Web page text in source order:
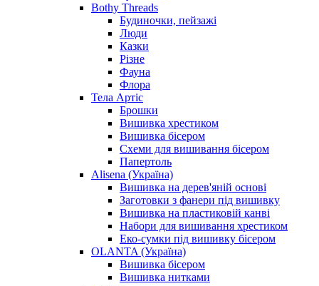
Bothy Threads
Будиночки, пейзажі
Люди
Казки
Різне
Фауна
Флора
Тела Артіс
Брошки
Вишивка хрестиком
Вишивка бісером
Схеми для вишивання бісером
Папертоль
Alisena (Україна)
Вишивка на дерев'яній основі
Заготовки з фанери під вишивку
Вишивка на пластиковій канві
Набори для вишивання хрестиком
Еко-сумки під вишивку бісером
OLANTA (Україна)
Вишивка бісером
Вишивка нитками